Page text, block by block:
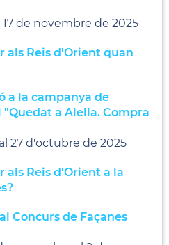
de novembre de 2025
als Reis d'Orient quan
a la campanya de
a Alella. Compra
27 d'octubre de 2025
als Reis d'Orient a la
Concurs de Façanes